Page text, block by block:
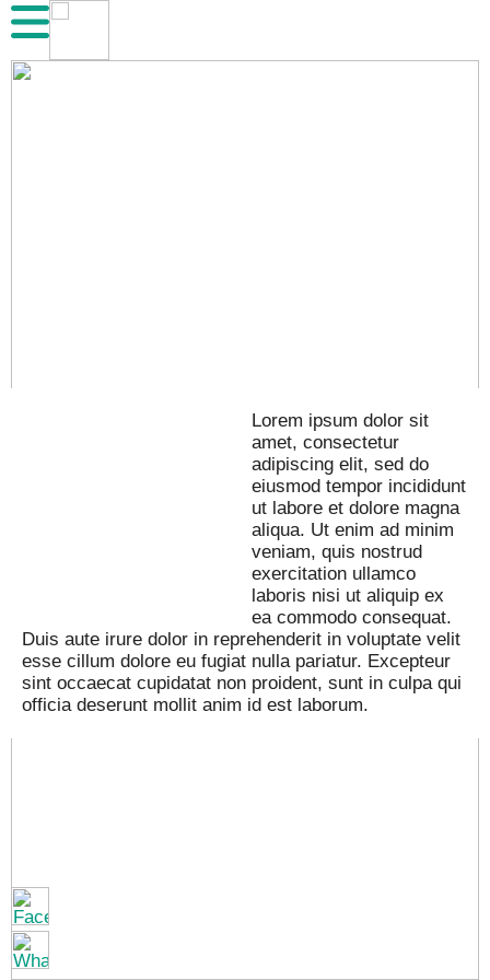
Lorem ipsum dolor sit
amet, consectetur
adipiscing elit, sed do
eiusmod tempor incididunt
ut labore et dolore magna
aliqua. Ut enim ad minim
veniam, quis nostrud
exercitation ullamco
laboris nisi ut aliquip ex
ea commodo consequat.
Duis aute irure dolor in reprehenderit in voluptate velit
esse cillum dolore eu fugiat nulla pariatur. Excepteur
sint occaecat cupidatat non proident, sunt in culpa qui
officia deserunt mollit anim id est laborum.